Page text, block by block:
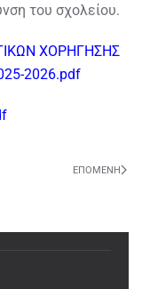
του σχολείου.
ΧΟΡΗΓΗΣΗΣ
2026.pdf
ΕΠΌΜΕΝΗ